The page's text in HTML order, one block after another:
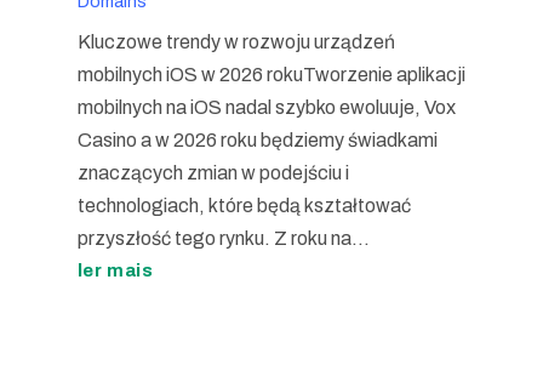
Kluczowe trendy w rozwoju urządzeń
mobilnych iOS w 2026 rokuTworzenie aplikacji
mobilnych na iOS nadal szybko ewoluuje, Vox
Casino a w 2026 roku będziemy świadkami
znaczących zmian w podejściu i
technologiach, które będą kształtować
przyszłość tego rynku. Z roku na...
ler mais